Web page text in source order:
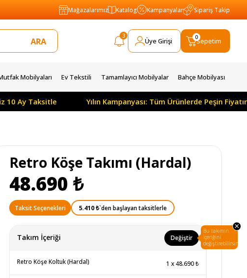
Mağazalarımız Katalog Kampanyalar Sipariş Takip
3
Üye Girişi Sepetim
0
Mobilyaları Ev Tekstili Tamamlayıcı Mobilyalar Bahçe Mobilyası
10 Ay Taksitle Yılın Kampanyası: Tüm Ürünlerde Peşin
Retro Köşe Takımı (Hardal)
48.690 ₺
Taksit Seçenekleri 5.410 ₺`den başlayan taksitlerle
Takım İçeriği Değiştir
×
Bu takımın
içeriğini
değiştirebilirsin.
Retro Köşe Koltuk (Hardal) 1 x 48.690 ₺